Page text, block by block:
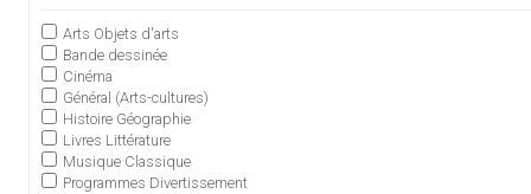
Arts Objets d'arts
Bande dessinée
Cinéma
Général (Arts-cultures)
Histoire Géographie
Livres Littérature
Musique Classique
Programmes Divertissement